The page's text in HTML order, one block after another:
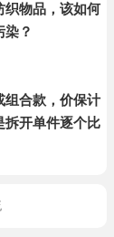
织物品，该如何
染？
组合款，价保计
拆开单件逐个比